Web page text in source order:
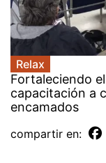
Relax
Fortaleciendo
capacitación a
encamados
compartir en: